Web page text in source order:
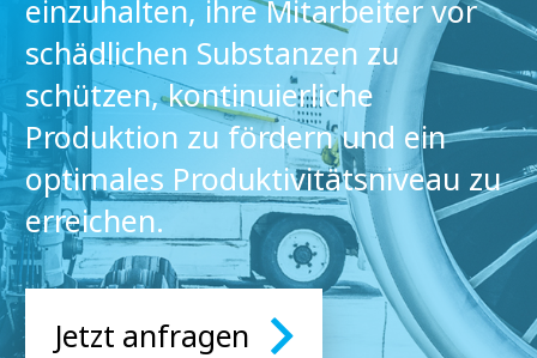
einzuhalten, ihre Mitarbeiter vor
schädlichen Substanzen zu
schützen, kontinuierliche
Produktion zu fördern und ein
optimales Produktivitätsniveau zu
erreichen.
Jetzt anfragen